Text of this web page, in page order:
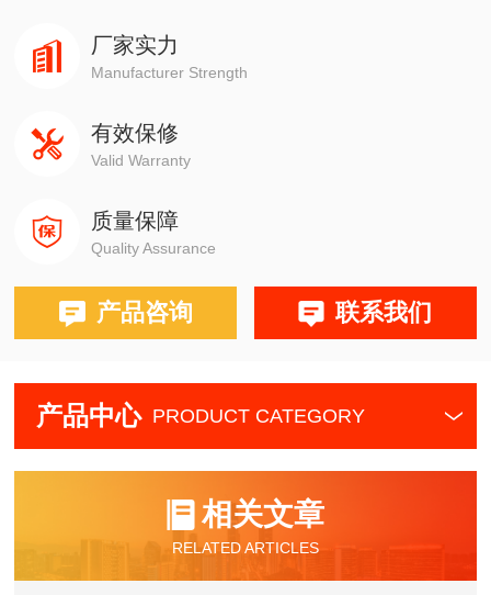
道路上前进！厂家实力
Manufacturer Strength
有效保修
Valid Warranty
质量保障
Quality Assurance
产品咨询 联系我们
产品中心 PRODUCT CATEGORY
相关文章
RELATED ARTICLES